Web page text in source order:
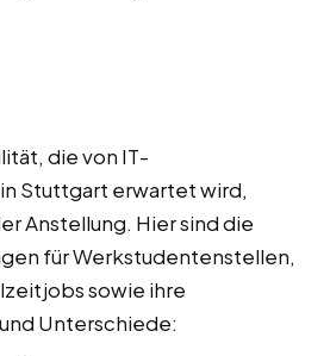
die von IT-
Stuttgart erwartet wird,
Anstellung. Hier sind die
für Werkstudentenstellen,
sowie ihre
Unterschiede: